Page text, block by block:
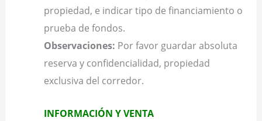
propiedad, e indicar tipo de financiamiento o
prueba de fondos.
Observaciones: Por favor guardar absoluta
reserva y confidencialidad, propiedad
exclusiva del corredor.
INFORMACIÓN Y VENTA